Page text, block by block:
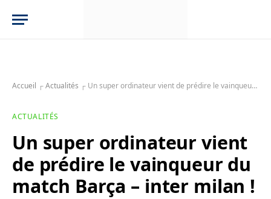
Accueil ┌Actualités ┌ Un super ordinateur vient de prédire le vainqueur du match Barça – inter milan !
ACTUALITÉS
Un super ordinateur vient
de prédire le vainqueur du
match Barça – inter milan !